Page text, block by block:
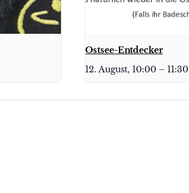
Ostsee-Entdecker
12. August, 10:00 – 11:30